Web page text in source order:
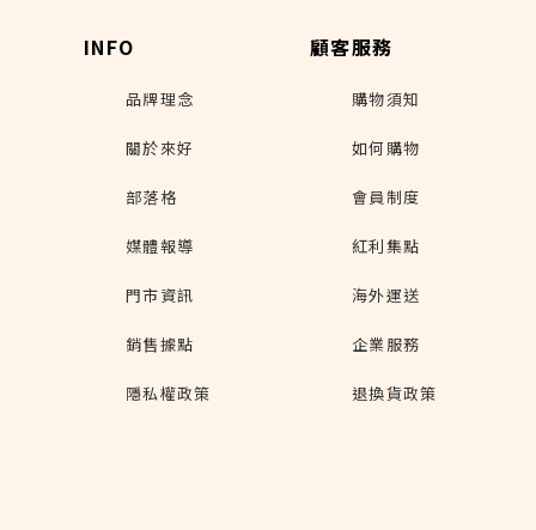
INFO
品牌理念
關於來好
部落格
媒體報導
門市資訊
銷售據點
隱私權政策
顧客服務
購物須知
如何購物
會員制度
紅利集點
海外運送
企業服務
退換貨政策